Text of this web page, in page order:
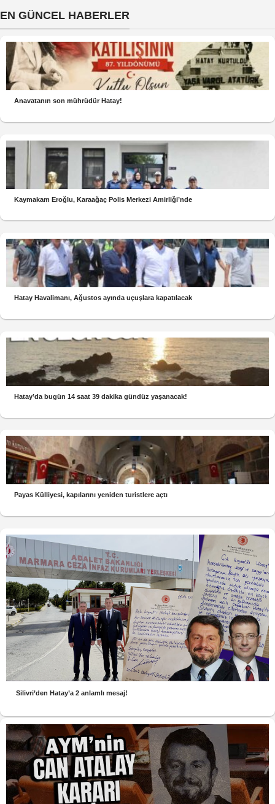
EN GÜNCEL HABERLER
Anavatanın son mührüdür Hatay!
Kaymakam Eroğlu, Karaağaç Polis Merkezi Amirliği’nde
Hatay Havalimanı, Ağustos ayında uçuşlara kapatılacak
Hatay’da bugün 14 saat 39 dakika gündüz yaşanacak!
Payas Külliyesi, kapılarını yeniden turistlere açtı
Silivri’den Hatay’a 2 anlamlı mesaj!